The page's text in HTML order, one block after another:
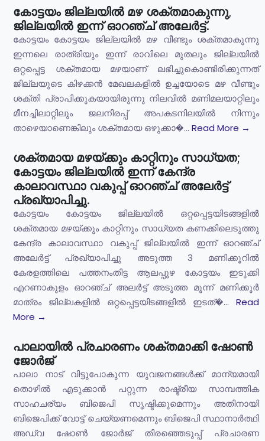
കോട്ടയം ജില്ലയിൽ മഴ ശക്തമാകുന്നു,
ജില്ലയിൽ ഇന്ന് ഓറഞ്ച് അലേർട്ട്.
കോട്ടയം കോട്ടയം ജില്ലയിൽ മഴ വീണ്ടും ശക്തമാകുന്നു
ഇന്നലെ രാത്രിയും ഇന്ന് രാവിലെ മുതലും ജില്ലയിൽ
ഒറ്റപ്പെട്ട ശക്തമായ മഴയാണ് ലഭിച്ചുകൊണ്ടിരിക്കുന്നത്
ജില്ലയുടെ കിഴക്കൻ മേഖലകളിൽ ഉച്ചയോടെ മഴ വീണ്ടും
ശക്തി പ്രാപിക്കുകയായിരുന്നു നിലവിൽ മണിമലയാറ്റിലും
മീനച്ചിലാറ്റിലും ജലനിരപ്പ് അപകടനിലയിൽ നിന്നും
താഴെയാണെങ്കിലും ശക്തമായ ഒഴുക്കാ�... Read More →
ശക്തമായ മഴയ്ക്കും കാറ്റിനും സാധ്യത;
കോട്ടയം ജില്ലയിൽ ഇന്ന് കേന്ദ്ര
കാലാവസ്ഥാ വകുപ്പ് ഓറഞ്ച് അലേർട്ട്
പ്രഖ്യാപിച്ചു.
കോട്ടയം കോട്ടയം ജില്ലയിൽ ഒറ്റപ്പെട്ടയിടങ്ങളിൽ
ശക്തമായ മഴയ്ക്കും കാറ്റിനും സാധ്യത കണക്കിലെടുത്തു
കേന്ദ്ര കാലാവസ്ഥാ വകുപ്പ് ജില്ലയിൽ ഇന്ന് ഓറഞ്ച്
അലേർട്ട് പ്രഖ്യാപിച്ചു അടുത്ത 3 മണിക്കൂറിൽ
കേരളത്തിലെ പത്തനംതിട്ട ആലപ്പുഴ കോട്ടയം ഇടുക്കി
എറണാകുളം ഓറഞ്ച് അലർട്ട് അടുത്ത മൂന്ന് മണിക്കൂർ
മാത്രം ജില്ലകളിൽ ഒറ്റപ്പെട്ടയിടങ്ങളിൽ ഇടത്�... Read
More →
പാലായിൽ പ്രചാരണം ശക്തമാക്കി ഷോൺ
ജോർജ്
പാലാ നാട് വിട്ടുപോകുന്ന യുവജനങ്ങൾക്ക് മാന്യമായി
തൊഴിൽ എടുക്കാൻ പറ്റുന്ന രാഷ്ട്രീയ സാമ്പത്തിക
സാഹചര്യം ബിജെപി സൃഷ്ടിക്കുമെന്നും അതിനായി
ബിജെപിക്ക് വോട്ട് ചെയ്യണമെന്നും ബിജെപി സ്ഥാനാർത്ഥി
അഡ്വ ഷോൺ ജോർജ് തിരഞ്ഞെടുപ്പ് പ്രചാരണ